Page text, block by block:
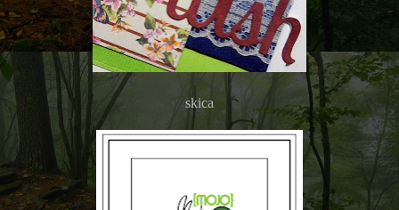
skica